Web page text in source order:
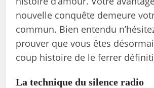
nouvelle conquête demeure
commun. Bien entendu
prouver que vous êtes
coup histoire de le ferrer
La technique du silence radio